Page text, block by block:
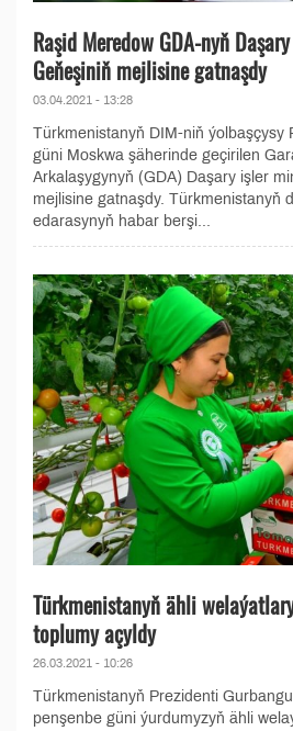
Raşid Meredow GDA-nyň
Geňeşiniň mejlisine gatnaşdy
03.04.2021 - 13:28
Türkmenistanyň DIM-niň ýolbaşçysy
güni Moskwa şäherinde geçirilen
Arkalaşygynyň (GDA) Daşary işler
mejlisine gatnaşdy. Türkmenistanyň
edarasynyň habar berşi...
Türkmenistanyň ähli
toplumy açyldy
26.03.2021 - 10:26
Türkmenistanyň Prezidenti
penşenbe güni ýurdumyzyň ähli